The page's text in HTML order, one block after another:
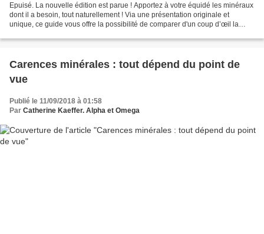
Epuisé. La nouvelle édition est parue ! Apportez à votre équidé les minéraux
dont il a besoin, tout naturellement ! Via une présentation originale et
unique, ce guide vous offre la possibilité de comparer d'un coup d’œil la
Carences minérales : tout dépend du point de
vue
Publié le 11/09/2018 à 01:58
Par Catherine Kaeffer. Alpha et Omega